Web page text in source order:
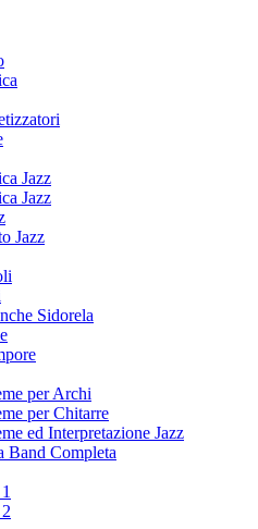
Jazz
Jazz
Jazz
Sidorela
per Archi
per Chitarre
ed Interpretazione Jazz
Band Completa